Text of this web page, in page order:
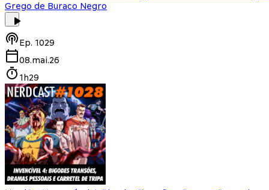
Grego de Buraco Negro
Ep. 1029
08.mai.26
1h29